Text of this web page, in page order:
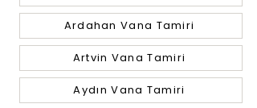
Ardahan Vana Tamiri
Artvin Vana Tamiri
Aydın Vana Tamiri